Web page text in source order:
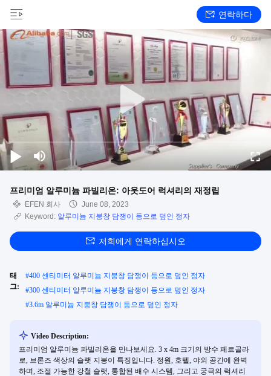
연락하다
프리미엄 알루미늄 파빌리온: 아웃도어 럭셔리의 재정립
EFEN 회사
June 08, 2023
Keyword: 알루미늄 지붕창 담쟁이 등으로 덮인 정자
저희에게 연락하십시오
태
그:
#400 센티미터 알루미늄 지붕창 담쟁이 등으로 덮인 정자
#300 센티미터 알루미늄 지붕창 담쟁이 등으로 덮인 정자
#3.6m 알루미늄 지붕창 담쟁이 등으로 덮인 정자
Video Description:
프리미엄 알루미늄 파빌리온을 만나보세요. 3 x 4m 크기의 방수 페르골라
로, 브론즈 색상의 슬랫 지붕이 특징입니다. 정원, 호텔, 야외 공간에 완벽
하며, 조절 가능한 강철 슬랫, 통합된 배수 시스템, 그리고 궁극의 럭셔리